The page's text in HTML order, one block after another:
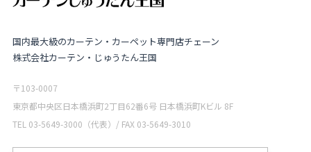
国内最大級のカーテン・カーペット専門店チェーン
株式会社カーテン・じゅうたん王国
〒103-0007
東京都中央区日本橋浜町2丁目62番6号 日本橋浜町Kビル 8F
TEL 03-5649-3000（代表）/ FAX 03-5649-3010